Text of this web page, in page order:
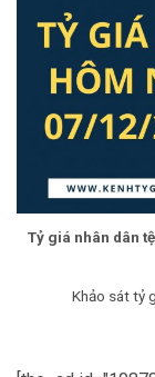
Tỷ giá nhân dân
Khảo sát tỷ